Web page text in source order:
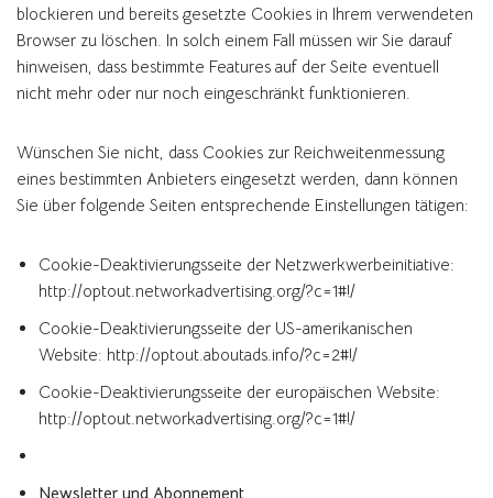
blockieren und bereits gesetzte Cookies in Ihrem verwendeten
Browser zu löschen. In solch einem Fall müssen wir Sie darauf
hinweisen, dass bestimmte Features auf der Seite eventuell
nicht mehr oder nur noch eingeschränkt funktionieren.
Wünschen Sie nicht, dass Cookies zur Reichweitenmessung
eines bestimmten Anbieters eingesetzt werden, dann können
Sie über folgende Seiten entsprechende Einstellungen tätigen:
Cookie-Deaktivierungsseite der Netzwerkwerbeinitiative:
http://optout.networkadvertising.org/?c=1#!/
Cookie-Deaktivierungsseite der US-amerikanischen
Website: http://optout.aboutads.info/?c=2#!/
Cookie-Deaktivierungsseite der europäischen Website:
http://optout.networkadvertising.org/?c=1#!/
Newsletter und Abonnement